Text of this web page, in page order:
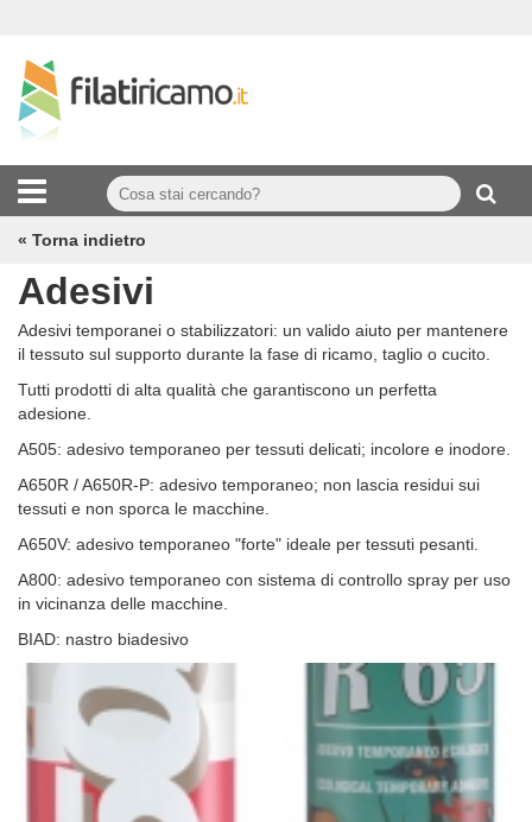
« Torna indietro
Adesivi
Adesivi temporanei o stabilizzatori: un valido aiuto per mantenere
il tessuto sul supporto durante la fase di ricamo, taglio o cucito.
Tutti prodotti di alta qualità che garantiscono un perfetta
adesione.
A505: adesivo temporaneo per tessuti delicati; incolore e inodore.
A650R / A650R-P: adesivo temporaneo; non lascia residui sui
tessuti e non sporca le macchine.
A650V: adesivo temporaneo "forte" ideale per tessuti pesanti.
A800: adesivo temporaneo con sistema di controllo spray per uso
in vicinanza delle macchine.
BIAD: nastro biadesivo